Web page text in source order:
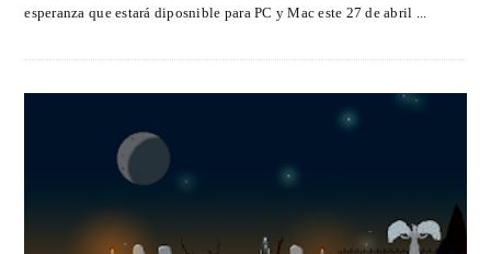
esperanza que estará diposnible para PC y Mac este 27 de abril ...